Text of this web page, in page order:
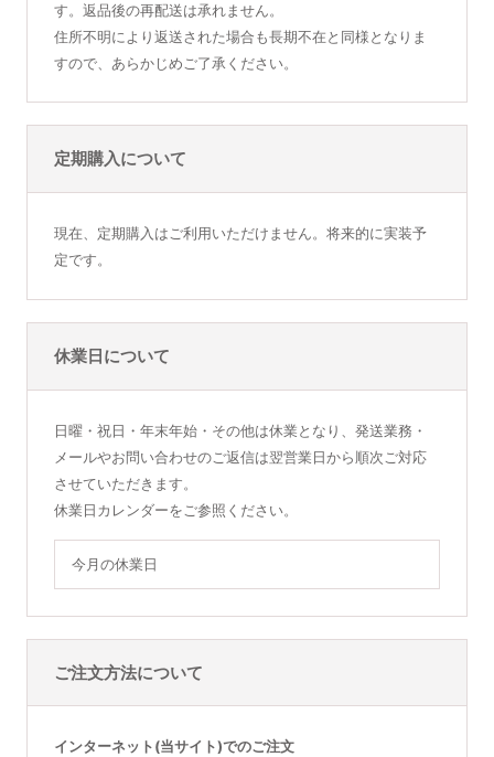
す。返品後の再配送は承れません。
住所不明により返送された場合も長期不在と同様となりま
すので、あらかじめご了承ください。
定期購入について
現在、定期購入はご利用いただけません。将来的に実装予
定です。
休業日について
日曜・祝日・年末年始・その他は休業となり、発送業務・
メールやお問い合わせのご返信は翌営業日から順次ご対応
させていただきます。
休業日カレンダーをご参照ください。
今月の休業日
ご注文方法について
インターネット(当サイト)でのご注文